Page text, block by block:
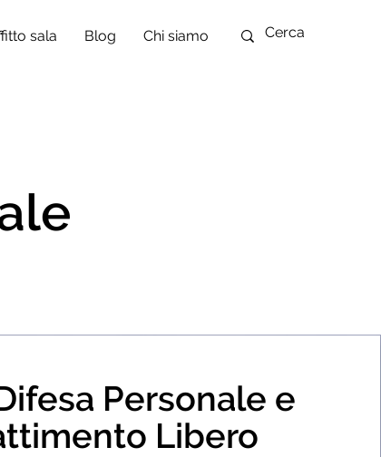
sala Blog Chi siamo
Personale e
Libero